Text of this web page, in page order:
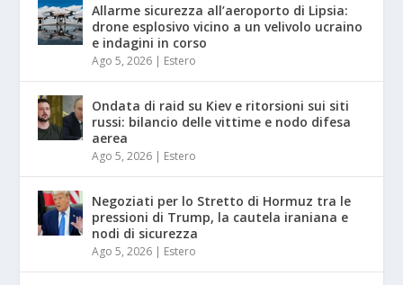
Allarme sicurezza all’aeroporto di Lipsia:
drone esplosivo vicino a un velivolo ucraino
e indagini in corso
Ago 5, 2026 | Estero
Ondata di raid su Kiev e ritorsioni sui siti
russi: bilancio delle vittime e nodo difesa
aerea
Ago 5, 2026 | Estero
Negoziati per lo Stretto di Hormuz tra le
pressioni di Trump, la cautela iraniana e
nodi di sicurezza
Ago 5, 2026 | Estero